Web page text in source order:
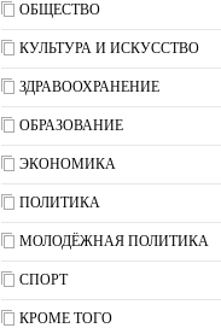
ОБЩЕСТВО
КУЛЬТУРА И ИСКУССТВО
ЗДРАВООХРАНЕНИЕ
ОБРАЗОВАНИЕ
ЭКОНОМИКА
ПОЛИТИКА
МОЛОДЁЖНАЯ ПОЛИТИКА
СПОРТ
КРОМЕ ТОГО